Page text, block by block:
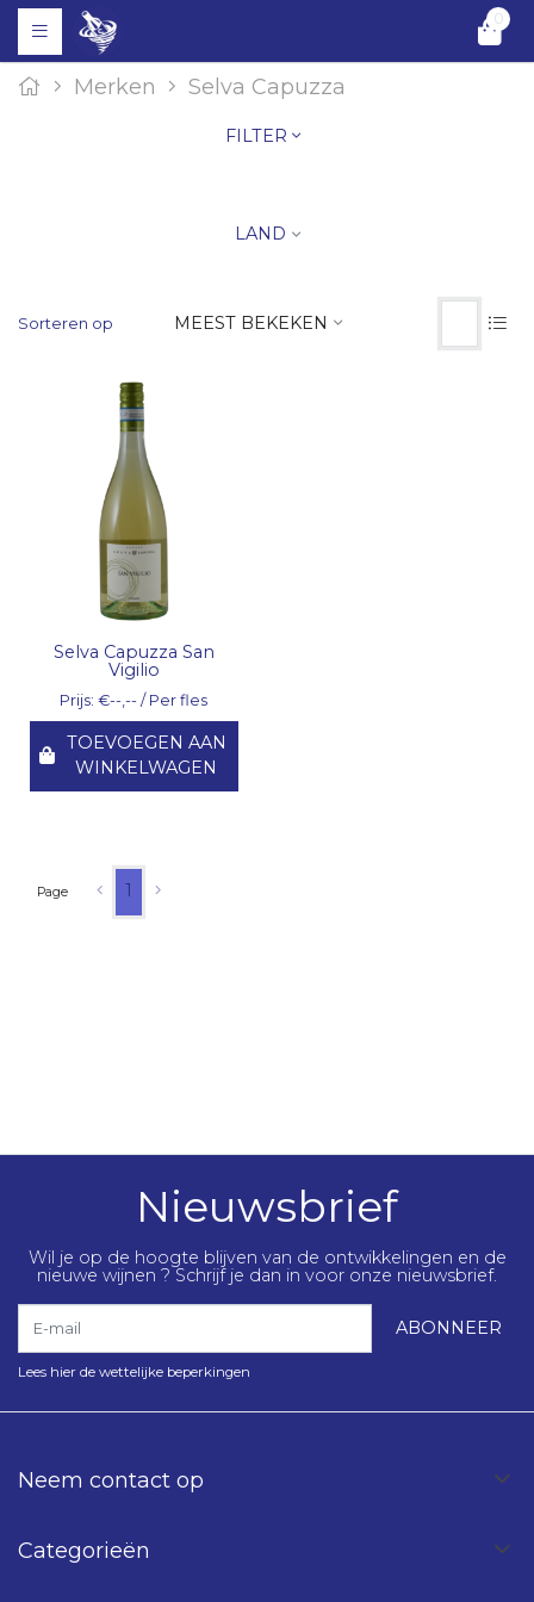
0
Merken Selva Capuzza
FILTER
LAND
Sorteren op MEEST BEKEKEN
Selva Capuzza San
Vigilio
Prijs: €--,-- / Per fles
TOEVOEGEN AAN
WINKELWAGEN
Page 1
Nieuwsbrief
Wil je op de hoogte blijven van de ontwikkelingen en de
nieuwe wijnen ? Schrijf je dan in voor onze nieuwsbrief.
ABONNEER
Lees hier de wettelijke beperkingen
Neem contact op
Categorieën